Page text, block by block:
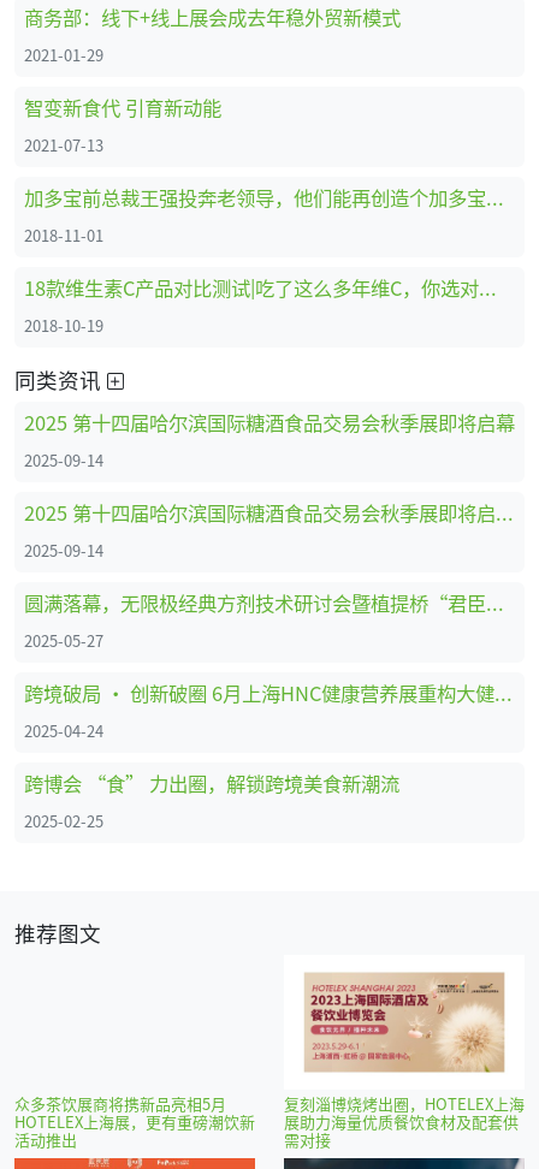
商务部：线下+线上展会成去年稳外贸新模式
2021-01-29
智变新食代 引育新动能
2021-07-13
加多宝前总裁王强投奔老领导，他们能再创造个加多宝吗？
2018-11-01
18款维生素C产品对比测试|吃了这么多年维C，你选对了吗？
2018-10-19
同类资讯
2025 第十四届哈尔滨国际糖酒食品交易会秋季展即将启幕
2025-09-14
2025 第十四届哈尔滨国际糖酒食品交易会秋季展即将启幕，点亮东北糖酒食品行业金秋采购盛宴
2025-09-14
圆满落幕，无限极经典方剂技术研讨会暨植提桥“君臣佐使”药食同源创新大赛成果分享
2025-05-27
跨境破局 · 创新破圈 6月上海HNC健康营养展重构大健康版图
2025-04-24
跨博会 “食” 力出圈，解锁跨境美食新潮流
2025-02-25
推荐图文
众多茶饮展商将携新品亮相5月
HOTELEX上海展，更有重磅潮饮新
活动推出
复刻淄博烧烤出圈，HOTELEX上海
展助力海量优质餐饮食材及配套供
需对接